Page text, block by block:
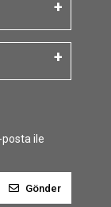
ile
Gönder